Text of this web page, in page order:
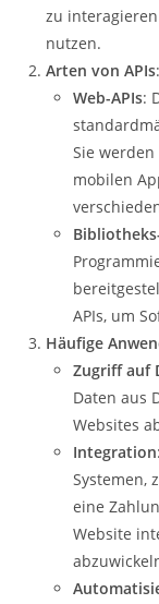
zu
nutzen.
Arten von APIs:
Web-APIs:
Sie
mobilen
APIs, um
Häufige
Zugriff auf
Daten aus
Websites
Integration
Systemen,
eine
Website